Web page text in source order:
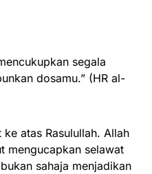
segala
dosamu.” (HR al-
atas Rasulullah. Allah
mengucapkan selawat
sahaja menjadikan